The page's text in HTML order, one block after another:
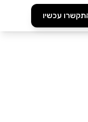
עכשיו